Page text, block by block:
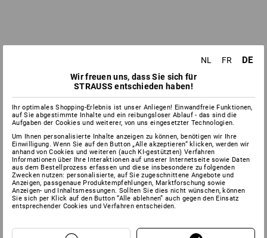
NL FR DE
Wir freuen uns, dass Sie sich für
STRAUSS entschieden haben!
Ihr optimales Shopping-Erlebnis ist unser Anliegen! Einwandfreie Funktionen,
auf Sie abgestimmte Inhalte und ein reibungsloser Ablauf - das sind die
Aufgaben der Cookies und weiterer, von uns eingesetzter Technologien.
Um Ihnen personalisierte Inhalte anzeigen zu können, benötigen wir Ihre
Einwilligung. Wenn Sie auf den Button „Alle akzeptieren“ klicken, werden wir
anhand von Cookies und weiteren (auch KI-gestützten) Verfahren
Informationen über Ihre Interaktionen auf unserer Internetseite sowie Daten
aus dem Bestellprozess erfassen und diese insbesondere zu folgenden
Zwecken nutzen: personalisierte, auf Sie zugeschnittene Angebote und
Anzeigen, passgenaue Produktempfehlungen, Marktforschung sowie
Anzeigen- und Inhaltsmessungen. Sollten Sie dies nicht wünschen, können
Sie sich per Klick auf den Button “Alle ablehnen” auch gegen den Einsatz
entsprechender Cookies und Verfahren entscheiden.